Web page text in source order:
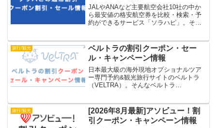
JALやANAなど主要航空会社10社の中か
ら最安値の格安航空券を比較・検索・予
約ができるサービス「ソラハピ」。そん
します。
旅行/観光
ベルトラの割引クーポン・セー
ル・キャンペーン情報
日本最大級の海外現地オプショナルツア
ー専門予約&観光旅行サイトのベルトラ
（VELTRA）。そんなベルトラ
のキャンペーン情報を紹介します。
旅行/観光
[2026年8月最新]アソビュー！割
引クーポン・キャンペーン情報